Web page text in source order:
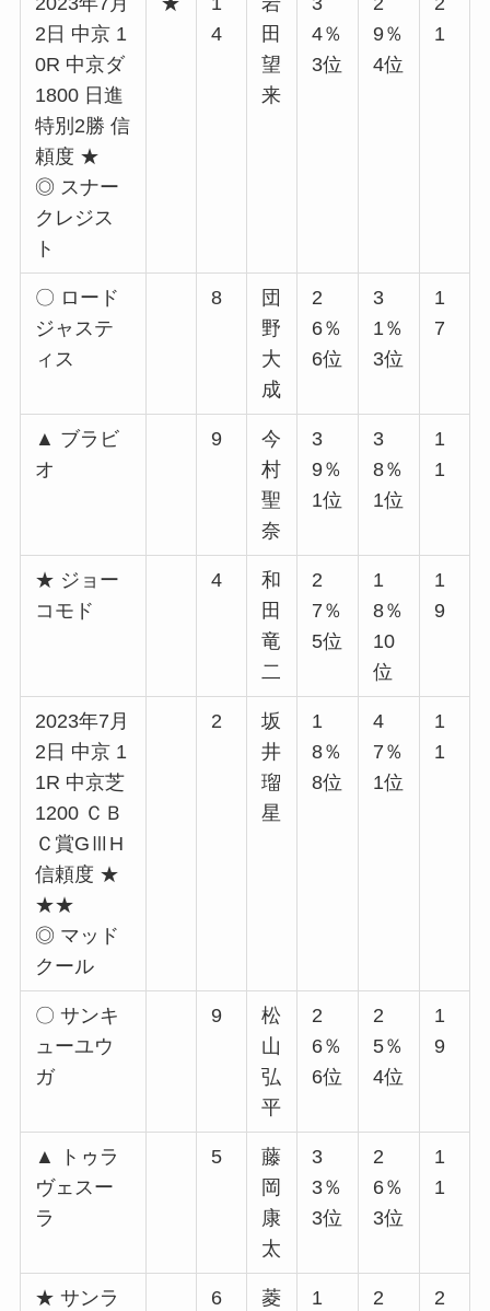
2日 中京 1
0R 中京ダ
1800 日進
特別2勝 信
頼度 ★
◎ スナー
クレジス
ト
4
田
望
来
4％
3位
9％
4位
1
〇 ロード
ジャステ
ィス
8
団
野
大
成
2
6％
6位
3
1％
3位
1
7
▲ ブラビ
オ
9
今
村
聖
奈
3
9％
1位
3
8％
1位
1
1
★ ジョー
コモド
4
和
田
竜
二
2
7％
5位
1
8％
10
位
1
9
2023年7月
2日 中京 1
1R 中京芝
1200 ＣＢ
Ｃ賞GⅢH
信頼度 ★
★★
◎ マッド
クール
2
坂
井
瑠
星
1
8％
8位
4
7％
1位
1
1
〇 サンキ
ューユウ
ガ
9
松
山
弘
平
2
6％
6位
2
5％
4位
1
9
▲ トゥラ
ヴェスー
ラ
5
藤
岡
康
太
3
3％
3位
2
6％
3位
1
1
★ サンラ
6
菱
1
2
2